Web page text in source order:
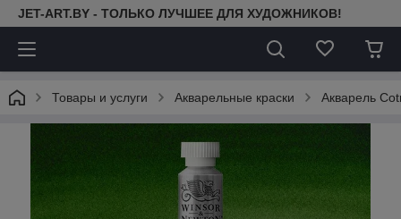
JET-ART.BY - ТОЛЬКО ЛУЧШЕЕ ДЛЯ ХУДОЖНИКОВ!
Товары и услуги Акварельные краски Акварель